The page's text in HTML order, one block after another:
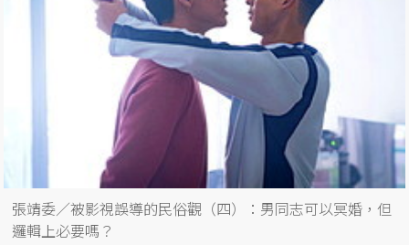
張靖委／被影視誤導的民俗觀（四）：男同志可以冥婚，但
邏輯上必要嗎？